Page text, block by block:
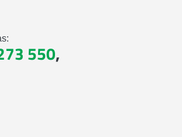
550,